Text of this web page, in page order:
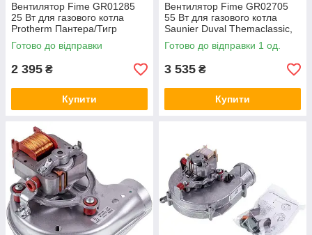
Вентилятор Fime GR01285
25 Вт для газового котла
Protherm Пантера/Тигр
0020034890
Готово до відправки
2 395 ₴
Купити
Вентилятор Fime GR02705
55 Вт для газового котла
Saunier Duval Themaclassic,
Combitek S1008800
Готово до відправки 1 од.
3 535 ₴
Купити